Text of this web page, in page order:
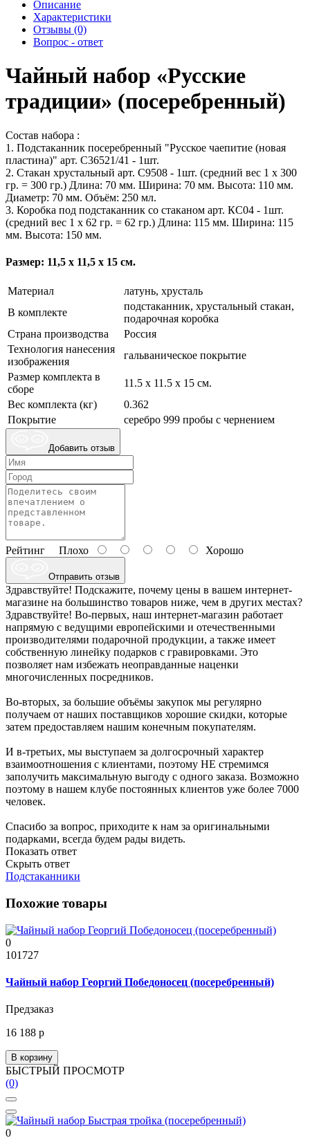
Описание
Характеристики
Отзывы (0)
Вопрос - ответ
Чайный набор «Русские
традиции» (посеребренный)
Состав набора :
1. Подстаканник посеребренный "Русское чаепитие (новая
пластина)" арт. С36521/41 - 1шт.
2. Стакан хрустальный арт. С9508 - 1шт. (средний вес 1 х 300
гр. = 300 гр.) Длина: 70 мм. Ширина: 70 мм. Высота: 110 мм.
Диаметр: 70 мм. Объём: 250 мл.
3. Коробка под подстаканник со стаканом арт. КС04 - 1шт.
(средний вес 1 х 62 гр. = 62 гр.) Длина: 115 мм. Ширина: 115
мм. Высота: 150 мм.
Размер: 11,5 х 11,5 х 15 см.
Материал
латунь, хрусталь
В комплекте
подстаканник, хрустальный стакан,
подарочная коробка
Страна производства
Россия
Технология нанесения
изображения
гальваническое покрытие
Размер комплекта в
сборе
11.5 х 11.5 х 15 см.
Вес комплекта (кг)
0.362
Покрытие
серебро 999 пробы с чернением
Добавить отзыв
Рейтинг Плохо Хорошо
Отправить отзыв
Здравствуйте! Подскажите, почему цены в вашем интернет-
магазине на большинство товаров ниже, чем в других местах?
Здравствуйте! Во-первых, наш интернет-магазин работает
напрямую с ведущими европейскими и отечественными
производителями подарочной продукции, а также имеет
собственную линейку подарков с гравировками. Это
позволяет нам избежать неоправданные наценки
многочисленных посредников.
Во-вторых, за большие объёмы закупок мы регулярно
получаем от наших поставщиков хорошие скидки, которые
затем предоставляем нашим конечным покупателям.
И в-третьих, мы выступаем за долгосрочный характер
взаимоотношения с клиентами, поэтому НЕ стремимся
заполучить максимальную выгоду с одного заказа. Возможно
поэтому в нашем клубе постоянных клиентов уже более 7000
человек.
Спасибо за вопрос, приходите к нам за оригинальными
подарками, всегда будем рады видеть.
Показать ответ
Скрыть ответ
Подстаканники
Похожие товары
0
101727
Чайный набор Георгий Победоносец (посеребренный)
Предзаказ
16 188 р
В корзину
БЫСТРЫЙ ПРОСМОТР
(0)
0